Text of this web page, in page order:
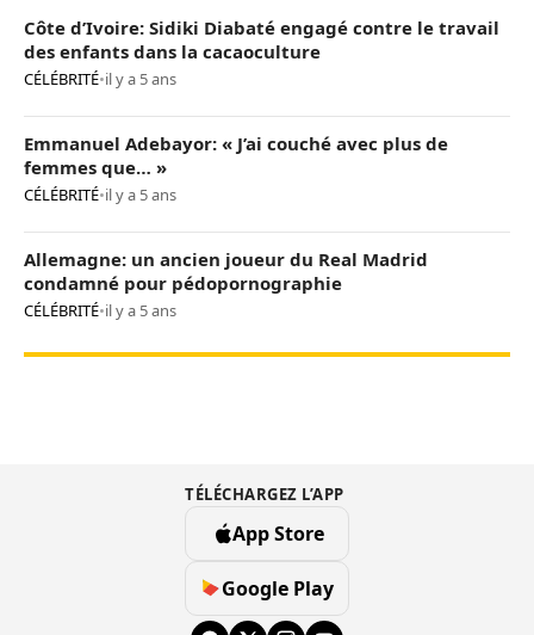
Côte d’Ivoire: Sidiki Diabaté engagé contre le travail
des enfants dans la cacaoculture
CÉLÉBRITÉ•il y a 5 ans
Emmanuel Adebayor: « J’ai couché avec plus de
femmes que… »
CÉLÉBRITÉ•il y a 5 ans
Allemagne: un ancien joueur du Real Madrid
condamné pour pédopornographie
CÉLÉBRITÉ•il y a 5 ans
TÉLÉCHARGEZ L’APP
App Store
Google Play